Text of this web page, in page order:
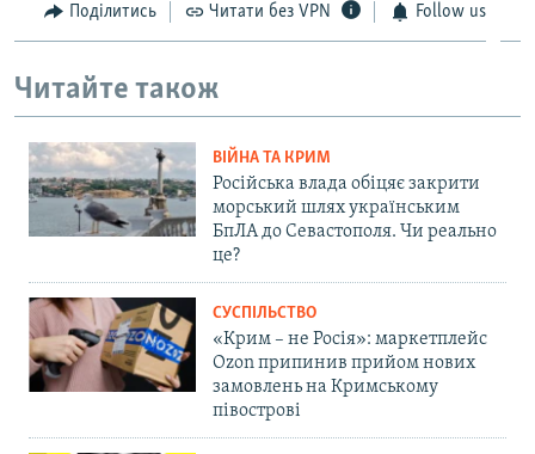
Поділитись Читати без VPN Follow us
Читайте також
ВІЙНА ТА КРИМ
Російська влада обіцяє закрити
морський шлях українським
БпЛА до Севастополя. Чи реально
це?
СУСПІЛЬСТВО
«Крим – не Росія»: маркетплейс
Ozon припинив прийом нових
замовлень на Кримському
півострові